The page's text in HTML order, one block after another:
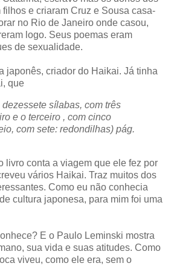
e criaram Cruz e Sousa casa-
no Rio de Janeiro onde casou,
logo. Seus poemas eram
de sexualidade.
japonês, criador do Haikai. Já tinha
que
sílabas, com três
e o terceiro , com cinco
com sete: redondilhas) pág.
livro conta a viagem que ele fez por
vários Haikai. Traz muitos dos
Como eu não conhecia
cultura japonesa, para mim foi uma
E o Paulo Leminski mostra
sua vida e suas atitudes. Como
viveu, como ele era, sem o